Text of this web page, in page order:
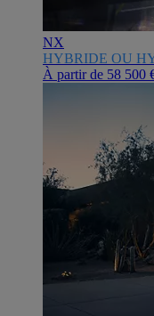
NX
HYBRIDE OU
À partir de 58 500